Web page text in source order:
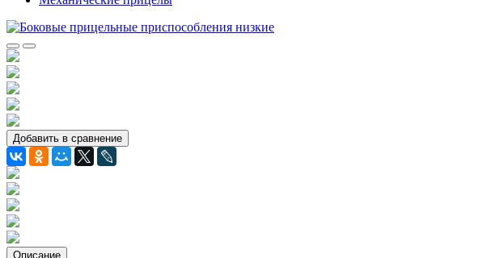
Добавить в сравнение
Описание